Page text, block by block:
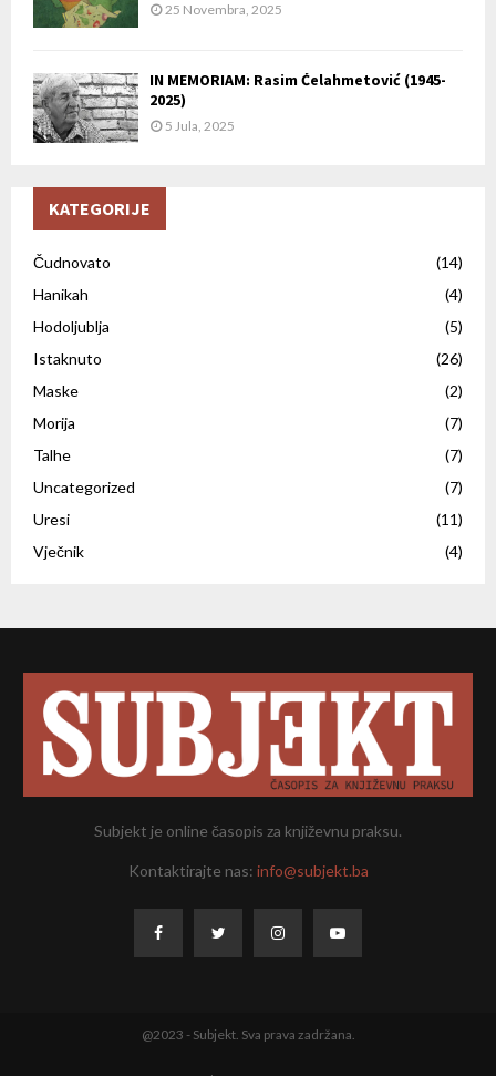
25 Novembra, 2025
IN MEMORIAM: Rasim Ćelahmetović (1945-
2025)
5 Jula, 2025
KATEGORIJE
Čudnovato
(14)
Hanikah
(4)
Hodoljublja
(5)
Istaknuto
(26)
Maske
(2)
Morija
(7)
Talhe
(7)
Uncategorized
(7)
Uresi
(11)
Vječnik
(4)
Subjekt je online časopis za književnu praksu.
Kontaktirajte nas: info@subjekt.ba
@2023 - Subjekt. Sva prava zadržana.